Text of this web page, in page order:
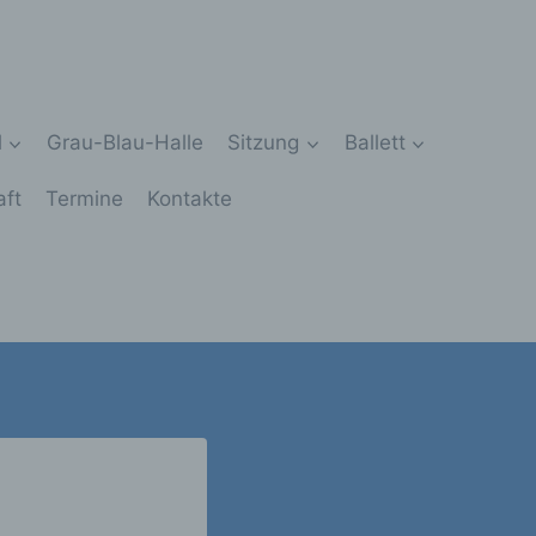
Grau-Blau-Halle Sitzung Ballett
Termine Kontakte